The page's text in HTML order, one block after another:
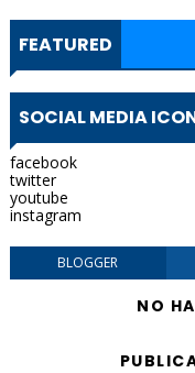
FEATURED
SOCIAL MEDIA
facebook
twitter
youtube
instagram
BLOGGER
NO